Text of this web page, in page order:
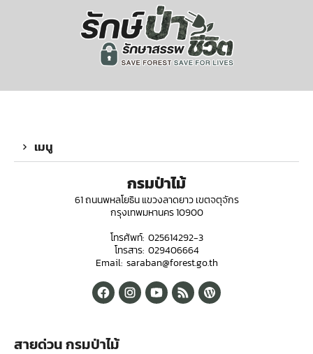
เมนู
กรมป่าไม้
61 ถนนพหลโยธิน แขวงลาดยาว เขตจตุจักร
กรุงเทพมหานคร 10900
โทรศัพท์: 025614292-3
โทรสาร: 029406664
Email: saraban@forest.go.th
สายด่วน กรมป่าไม้